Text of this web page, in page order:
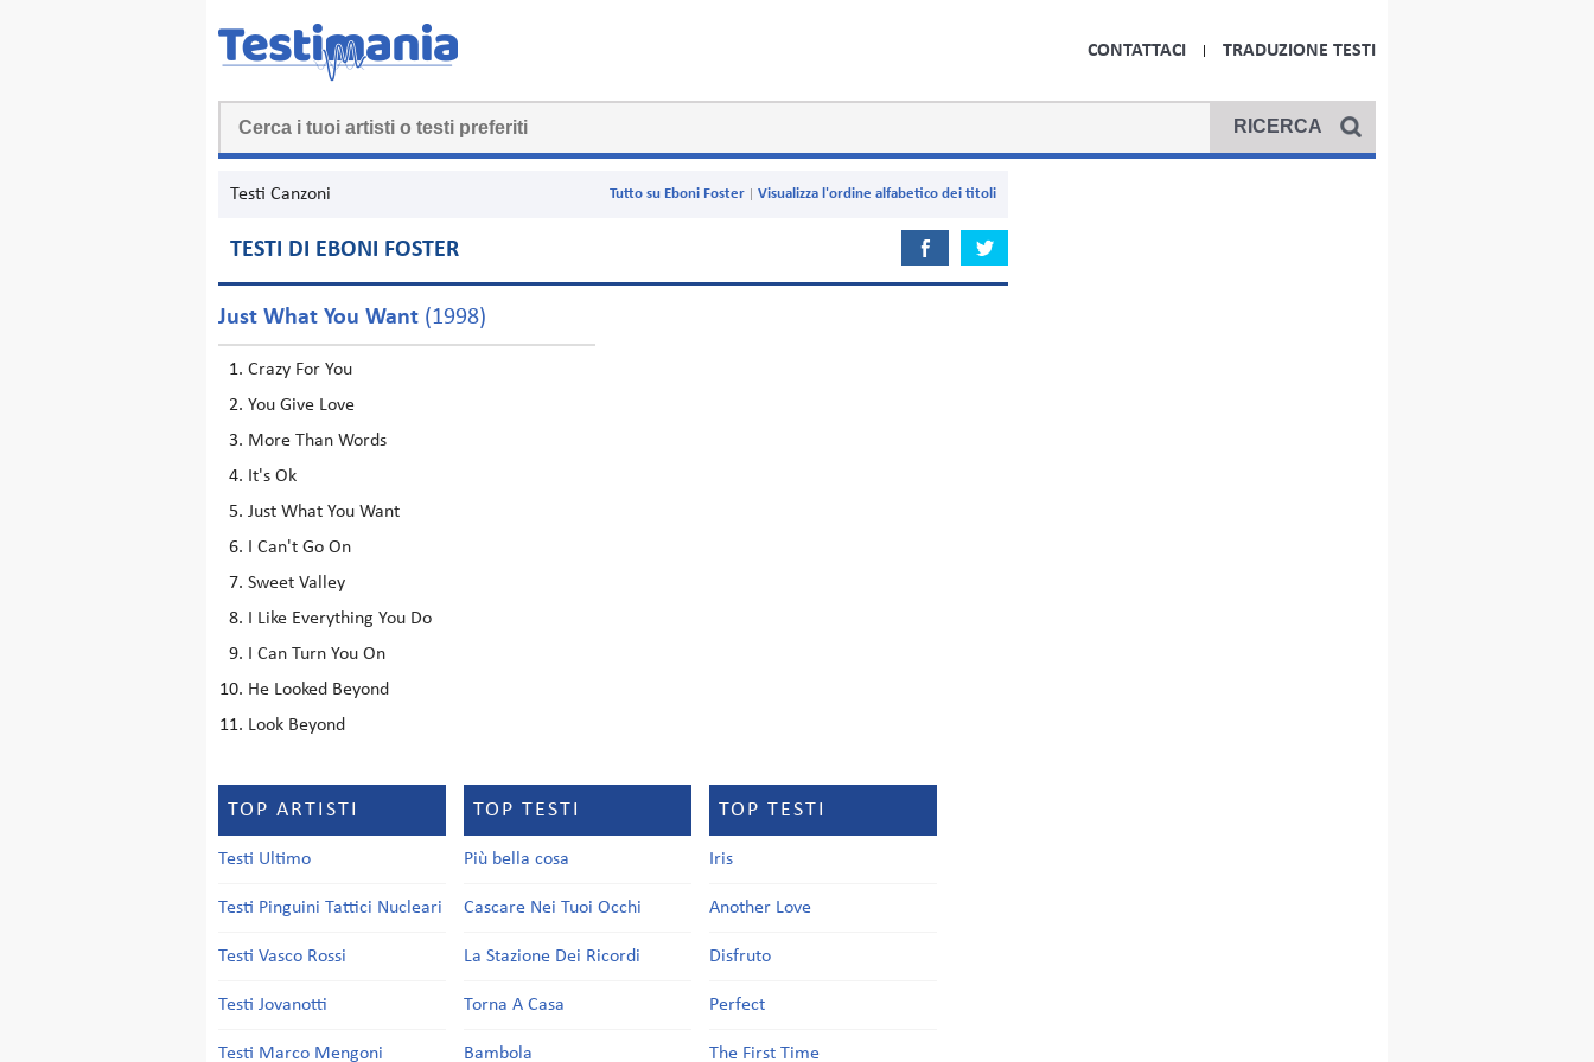
CONTATTACI TRADUZIONE TESTI
Testi Canzoni Visualizza l'ordine alfabetico dei titoli
Tutto su Eboni Foster
TESTI DI EBONI FOSTER
Just What You Want (1998)
Crazy For You
You Give Love
More Than Words
It's Ok
Just What You Want
I Can't Go On
Sweet Valley
I Like Everything You Do
I Can Turn You On
He Looked Beyond
Look Beyond
TOP ARTISTI
Testi Ultimo
Testi Pinguini Tattici Nucleari
Testi Vasco Rossi
Testi Jovanotti
Testi Marco Mengoni
TOP TESTI
Più bella cosa
Cascare Nei Tuoi Occhi
La Stazione Dei Ricordi
Torna A Casa
Bambola
TOP TESTI
Iris
Another Love
Disfruto
Perfect
The First Time